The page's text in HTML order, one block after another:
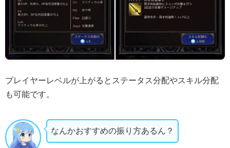
プレイヤーレベルが上がるとステータス分配やスキル分配
も可能です。
なんかおすすめの振り方あるん？